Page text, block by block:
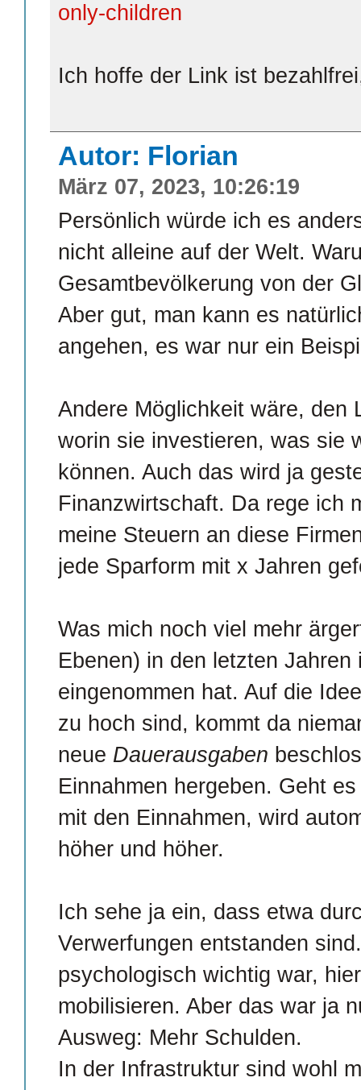
only-children
Ich hoffe der Link ist
Autor: Florian
März 07, 2023, 10:26:19
Persönlich würde ich es
nicht alleine auf der Welt.
Gesamtbevölkerung von der
Aber gut, man kann es
angehen, es war nur ein
Andere Möglichkeit wäre, den
worin sie investieren, was sie
können. Auch das wird ja
Finanzwirtschaft. Da rege ich
meine Steuern an diese
jede Sparform mit x Jahren
Was mich noch viel mehr
Ebenen) in den letzten Jahren
eingenommen hat. Auf die
zu hoch sind, kommt da
neue Dauerausgaben
Einnahmen hergeben. Geht
mit den Einnahmen, wird
höher und höher.
Ich sehe ja ein, dass etwa
Verwerfungen entstanden
psychologisch wichtig war,
mobilisieren. Aber das war ja
Ausweg: Mehr Schulden.
In der Infrastruktur sind wohl